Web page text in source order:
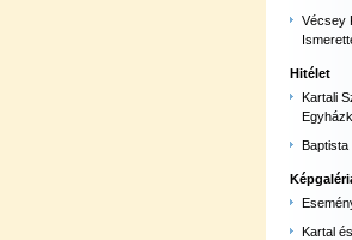
Vécsey
Hitélet
Kartali
Baptista
Kartal